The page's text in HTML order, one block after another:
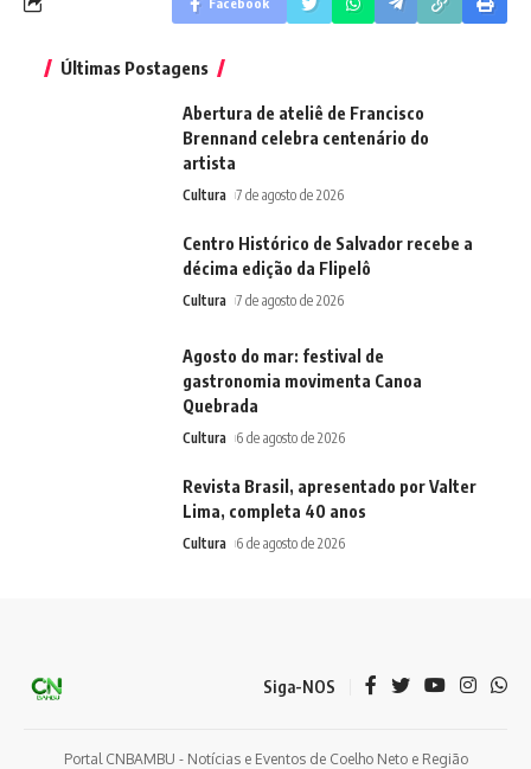
Últimas Postagens
Abertura de ateliê de Francisco
Brennand celebra centenário do
artista
Cultura 7 de agosto de 2026
Centro Histórico de Salvador recebe a
décima edição da Flipelô
Cultura 7 de agosto de 2026
Agosto do mar: festival de
gastronomia movimenta Canoa
Quebrada
Cultura 6 de agosto de 2026
Revista Brasil, apresentado por Valter
Lima, completa 40 anos
Cultura 6 de agosto de 2026
Siga-NOS
Portal CNBAMBU - Notícias e Eventos de Coelho Neto e Região